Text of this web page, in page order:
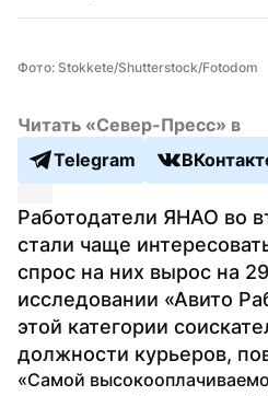
Фото: Stokkete/Shutterstock/Fotodom
Читать «Север-Пресс» в
Telegram
Работодатели ЯНАО во
стали чаще
спрос на них вырос на
исследовании «Авито
этой категории
должности курьеров,
«Самой